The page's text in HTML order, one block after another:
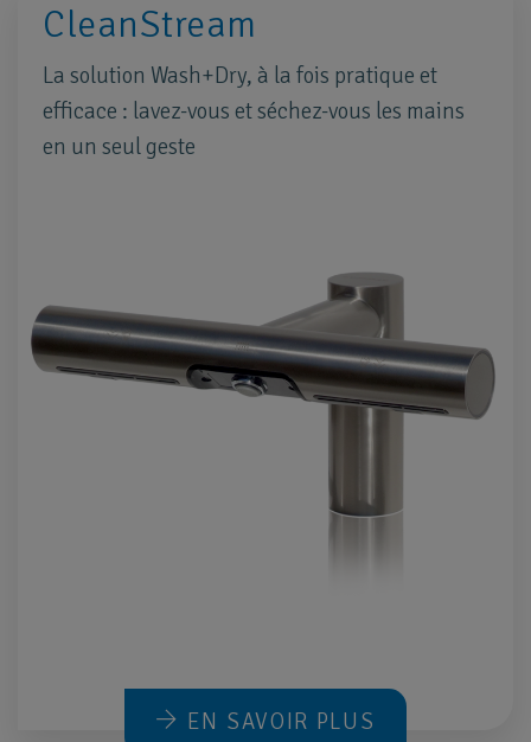
CleanStream
La solution Wash+Dry, à la fois pratique et
efficace : lavez-vous et séchez-vous les mains
en un seul geste
EN SAVOIR PLUS